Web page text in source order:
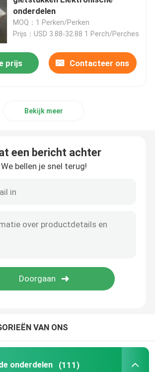
Malendelen
staaldelen
onderdelen
onderdelen
MOQ：1 Perken/Perken
Prijs：USD 3.88-32.88 1 Perch/Perches
prijs Contacteer ons
Bekijk meer
een bericht achter
We bellen je snel terug!
VAN ONS
onderdelen (111)